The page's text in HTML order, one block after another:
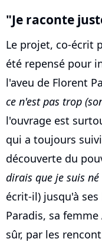
"Je raconte
Le projet, co-écrit
été repensé pour
l'aveu de Florent
ce n'est pas trop
l'ouvrage est
qui a toujours
découverte du
dirais que je suis
écrit-il) jusqu'à
Paradis, sa
sûr, par les